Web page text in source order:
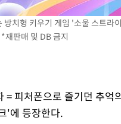
견…감정가 1.3억원
새 만에 숨진 채 발견
일본과 한일전
…쇄신의 기회로 삼겠다"
"실망과 걱정 안겨드려 죄송"
치형 키우기 게임 '소울 스트
재판매 및 DB 금지
= 피처폰으로 즐기던 추
'에 등장한다.